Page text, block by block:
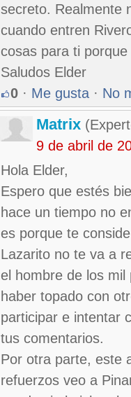
secreto. Realmente
cuando entren
cosas para ti
Saludos Elder
0 · Me gusta · No
Matrix
9 de abril de
Hola Elder,
Espero que estés
hace un tiempo no
es porque te
Lazarito no te va a
el hombre de los
haber topado con
participar e intentar
tus comentarios.
Por otra parte, este
refuerzos veo a